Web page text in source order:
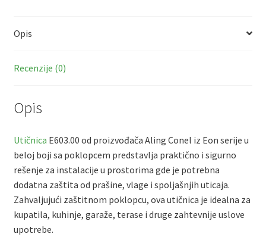
k
Opis
Recenzije (0)
Opis
Utičnica E603.00 od proizvođača Aling Conel iz Eon serije u
beloj boji sa poklopcem predstavlja praktično i sigurno
rešenje za instalacije u prostorima gde je potrebna
dodatna zaštita od prašine, vlage i spoljašnjih uticaja.
Zahvaljujući zaštitnom poklopcu, ova utičnica je idealna za
kupatila, kuhinje, garaže, terase i druge zahtevnije uslove
upotrebe.